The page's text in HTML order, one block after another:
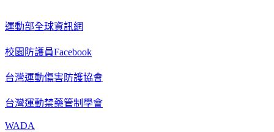
運動部全球資訊網
校園防護員Facebook
台灣運動傷害防護協會
台灣運動禁藥管制學會
WADA